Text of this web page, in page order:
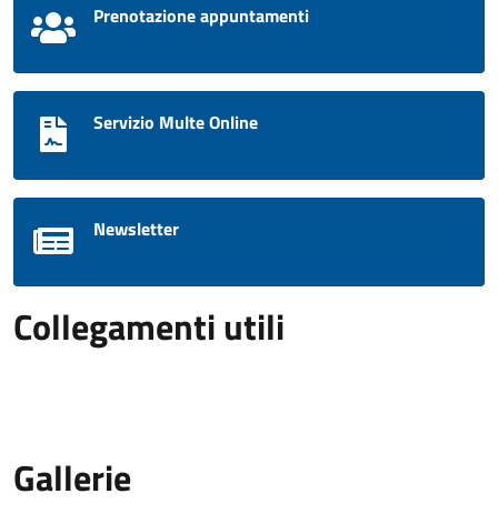
Prenotazione appuntamenti
Servizio Multe Online
Newsletter
Collegamenti utili
Gallerie